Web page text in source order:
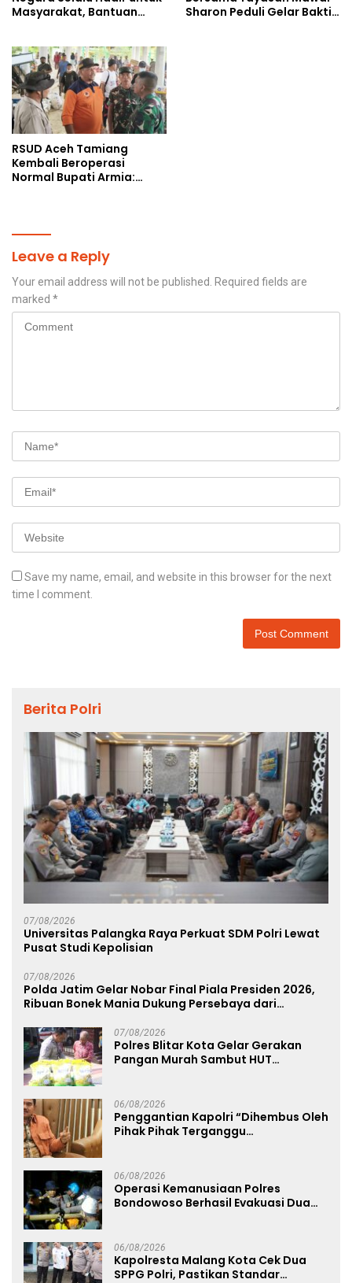
Masyarakat, Bantuan
Sharon Peduli Gelar Bakti
RSUD Aceh Tamiang
Kembali Beroperasi
Normal Bupati Armia:
Leave a Reply
Your email address will not be published.
Required fields are
marked *
Save my name, email, and website in this browser for the next
time I comment.
Berita Polri
07/08/2026
Universitas Palangka Raya Perkuat SDM Polri Lewat
Pusat Studi Kepolisian
07/08/2026
Polda Jatim Gelar Nobar Final Piala Presiden 2026,
Ribuan Bonek Mania Dukung Persebaya dari
07/08/2026
Polres Blitar Kota Gelar Gerakan
Pangan Murah Sambut HUT
06/08/2026
Penggantian Kapolri “Dihembus Oleh
Pihak Pihak Terganggu
06/08/2026
Operasi Kemanusiaan Polres
Bondowoso Berhasil Evakuasi Dua
06/08/2026
Kapolresta Malang Kota Cek Dua
SPPG Polri, Pastikan Standar